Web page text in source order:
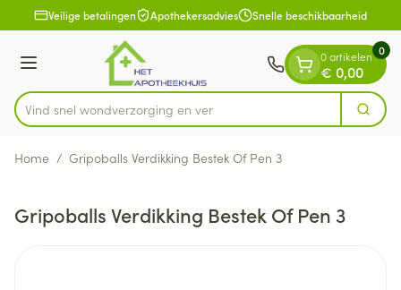
Ga naar de inhoud
1 van 1Veilige betalingen Apothekersadvies Snelle beschikbaarheid
Menu
Product, merk, categorie...
Vind snel wondverzorging Zoek
0 artikelen
€ 0,00
0
Home / Gripoballs Verdikking Bestek Of Pen 3
Gripoballs Verdikking Bestek Of Pen 3